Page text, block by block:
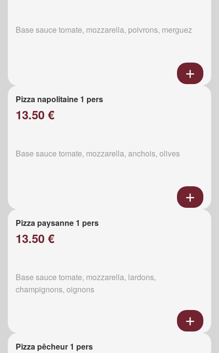
Base sauce tomate, mozzarella, poivrons, merguez
Pizza napolitaine 1 pers
13.50 €
Base sauce tomate, mozzarella, anchois, olives
Pizza paysanne 1 pers
13.50 €
Base sauce tomate, mozzarella, lardons,
champignons, oignons
Pizza pêcheur 1 pers